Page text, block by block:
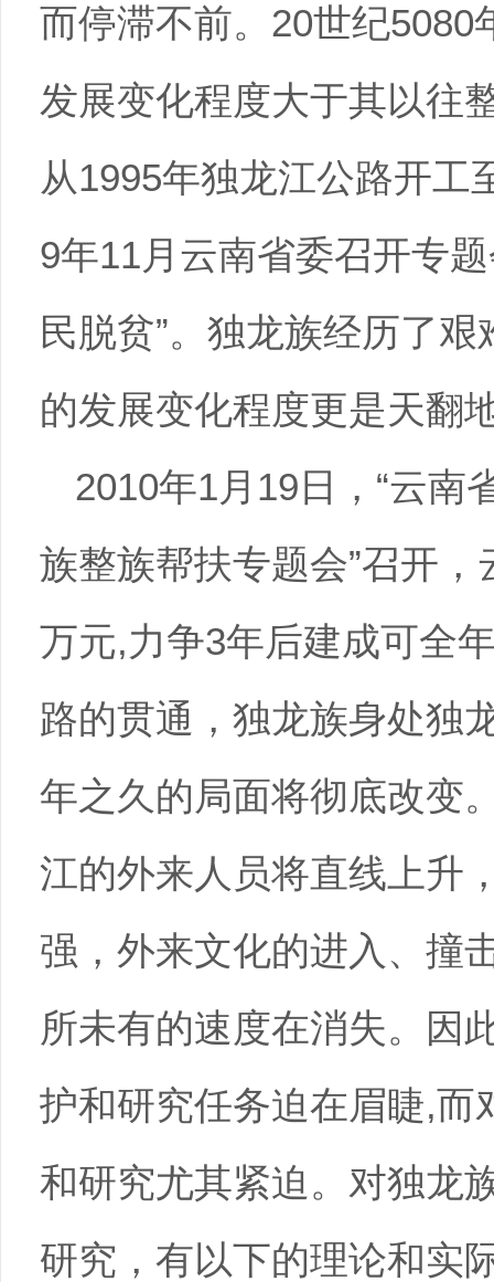
而停滞不前。20世纪
发展变化程度大于其以往
从1995年独龙江公路开工
9年11月云南省委召开专
民脱贫”。独龙族经历了
的发展变化程度更是天翻
2010年1月19日，“云南
族整族帮扶专题会”召开
万元,力争3年后建成可全
路的贯通，独龙族身处独
年之久的局面将彻底改变
江的外来人员将直线上升
强，外来文化的进入、撞
所未有的速度在消失。因
护和研究任务迫在眉睫,而
和研究尤其紧迫。对独龙
研究，有以下的理论和实